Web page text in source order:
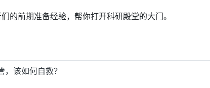
的前期准备经验，帮你打开科研殿堂的大门。
该如何自救？